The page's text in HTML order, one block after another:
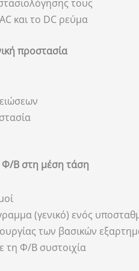
τους
και το DC ρεύμα
προστασία
Φ/Β στη μέση τάση
(γενικό) ενός
των βασικών
τη Φ/Β συστοιχία